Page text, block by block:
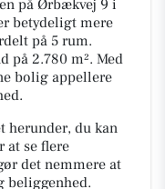
på Ørbækvej 9 i
betydeligt mere
på 5 rum.
på 2.780 m². Med
bolig appellere
herunder, du kan
at se flere
det nemmere at
beliggenhed.